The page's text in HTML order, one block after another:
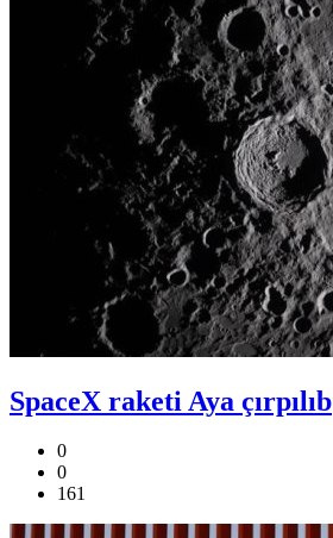
SpaceX raketi Aya çırpılıb
0
0
161